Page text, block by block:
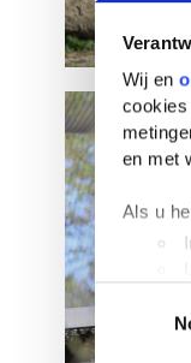
Wij en
cookies
en met
Als u